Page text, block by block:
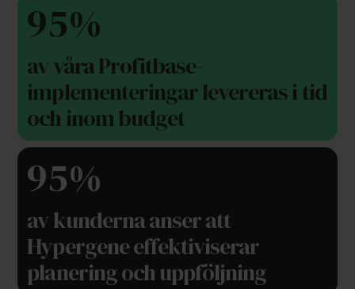
95%
av våra Profitbase-
implementeringar levereras i tid
och inom budget
95%
av kunderna anser att
Hypergene effektiviserar
planering och uppföljning